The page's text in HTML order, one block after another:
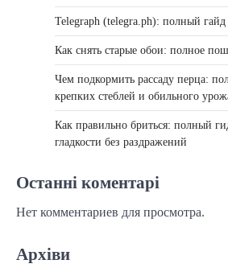
Telegraph (telegra.ph): полный гайд
Как снять старые обои: полное
Чем подкормить рассаду перца:
крепких стеблей и обильного
Как правильно бриться: полный
гладкости без раздражений
Останні коментарі
Нет комментариев для просмотра.
Архіви